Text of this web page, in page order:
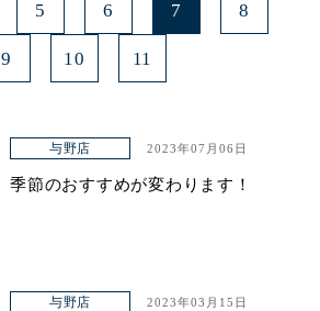
5 6 7 8
9 10 11
与野店 2023年07月06日
季節のおすすめが変わります！
与野店 2023年03月15日